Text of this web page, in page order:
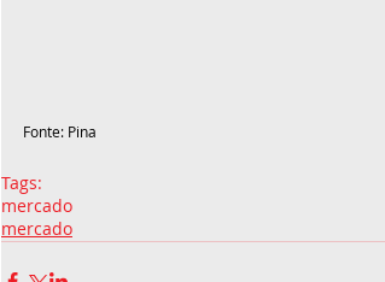
Fonte: Pina
Tags:
mercado
mercado